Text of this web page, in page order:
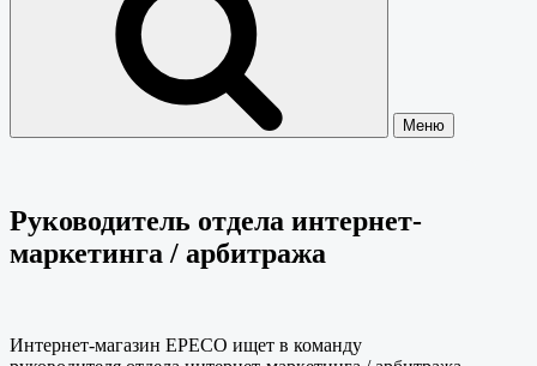
Меню
Руководитель отдела интернет-
маркетинга / арбитража
Интернет-магазин EPECO ищет в команду